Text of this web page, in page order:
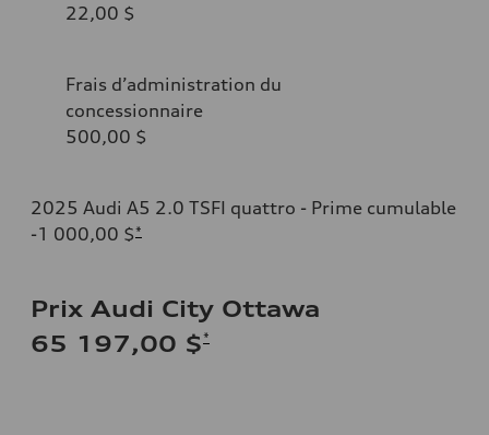
22,00 $
Frais d’administration du
concessionnaire
500,00 $
2025 Audi A5 2.0 TSFI quattro - Prime cumulable
-1 000,00 $*
Prix Audi City Ottawa
65 197,00 $*